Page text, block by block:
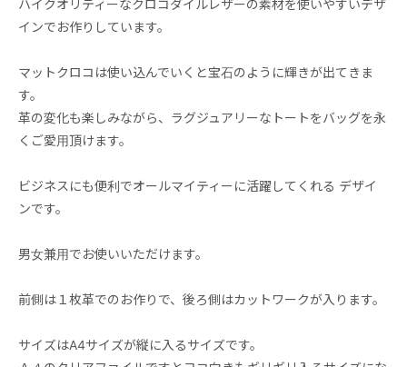
ハイクオリティーなクロコダイルレザーの素材を使いやすいデザ
インでお作りしています。
マットクロコは使い込んでいくと宝石のように輝きが出てきま
す。
革の変化も楽しみながら、ラグジュアリーなトートをバッグを永
くご愛用頂けます。
ビジネスにも便利でオールマイティーに活躍してくれる デザイ
ンです。
男女兼用でお使いいただけます。
前側は１枚革でのお作りで、後ろ側はカットワークが入ります。
サイズはA4サイズが縦に入るサイズです。